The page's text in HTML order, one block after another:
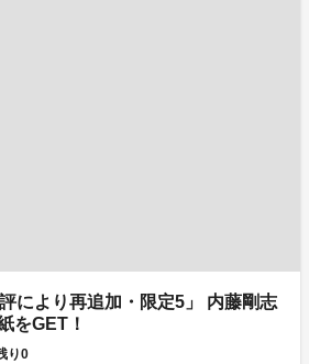
により再追加・限定5」 内藤剛志
をGET！
り0